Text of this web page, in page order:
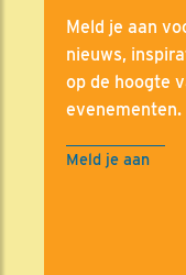
Meld je aan
nieuws,
op de hoogte
evenementen.
Meld je aan